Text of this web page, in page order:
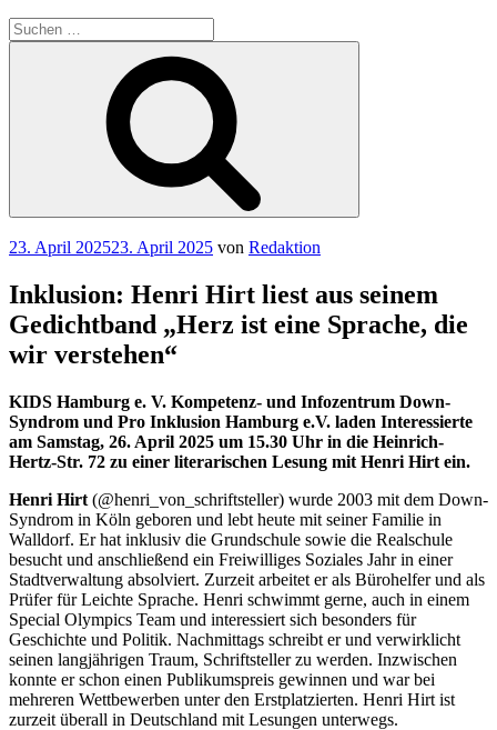
Suchen
nach:
Veröffentlicht
23. April 202523. April 2025 von Redaktion
Inklusion: Henri Hirt liest aus seinem
Gedichtband „Herz ist eine Sprache, die
wir verstehen“
KIDS Hamburg e. V. Kompetenz- und Infozentrum Down-
Syndrom und Pro Inklusion Hamburg e.V. laden Interessierte
am Samstag, 26. April 2025 um 15.30 Uhr in die Heinrich-
Hertz-Str. 72 zu einer literarischen Lesung mit Henri Hirt ein.
Henri Hirt (@henri_von_schriftsteller) wurde 2003 mit dem Down-
Syndrom in Köln geboren und lebt heute mit seiner Familie in
Walldorf. Er hat inklusiv die Grundschule sowie die Realschule
besucht und anschließend ein Freiwilliges Soziales Jahr in einer
Stadtverwaltung absolviert. Zurzeit arbeitet er als Bürohelfer und als
Prüfer für Leichte Sprache. Henri schwimmt gerne, auch in einem
Special Olympics Team und interessiert sich besonders für
Geschichte und Politik. Nachmittags schreibt er und verwirklicht
seinen langjährigen Traum, Schriftsteller zu werden. Inzwischen
konnte er schon einen Publikumspreis gewinnen und war bei
mehreren Wettbewerben unter den Erstplatzierten. Henri Hirt ist
zurzeit überall in Deutschland mit Lesungen unterwegs.